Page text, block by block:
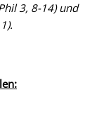
3, 8-14) und